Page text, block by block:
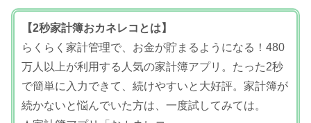
【2秒家計簿おカネレコとは】
らくらく家計管理で、お金が貯まるようになる！480
万人以上が利用する人気の家計簿アプリ。たった2秒
で簡単に入力できて、続けやすいと大好評。家計簿が
続かないと悩んでいた方は、一度試してみては。